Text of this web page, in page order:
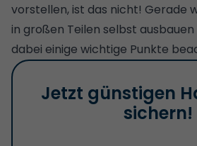
vorstellen, ist das nicht! Gerade
in großen Teilen selbst
dabei einige wichtige Punkte
Jetzt günstigen
sichern!